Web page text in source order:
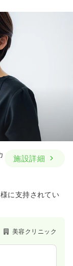
施設詳細
に支持されてい
美容クリニック